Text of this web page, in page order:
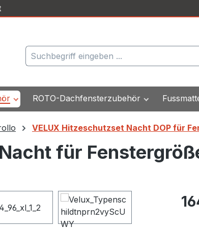
ROTO-Dachfensterzubehör
VELUX Hitzeschutzset Nacht DOP für
für